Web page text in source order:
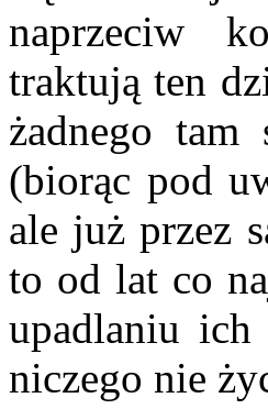
naprzeciw
traktują ten
żadnego
(biorąc pod
ale już przez
to od lat co
upadlaniu
niczego nie